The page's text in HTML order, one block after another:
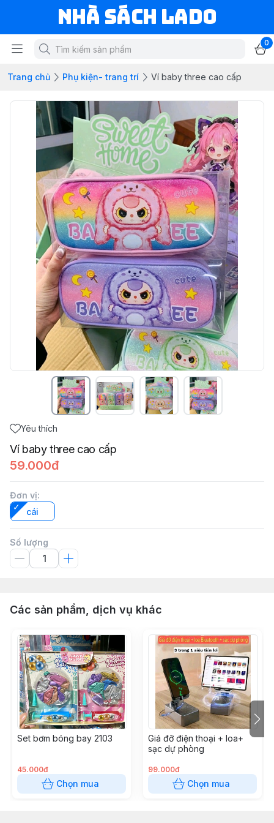
NHÀ SÁCH LADO
0
Trang chủ Phụ kiện- trang trí Ví baby three cao cấp
Yêu thích
Ví baby three cao cấp
59.000đ
Đơn vị:
cái
Số lượng
Các sản phẩm, dịch vụ khác
Set bơm bóng bay 2103
45.000đ
Chọn mua
Giá đỡ điện thoại + loa+
sạc dự phòng
99.000đ
Chọn mua